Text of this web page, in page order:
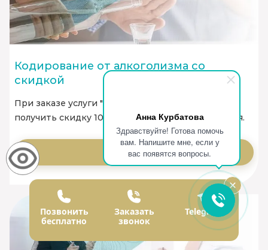
Анна Курбатова
Здравствуйте! Готова помочь
вам. Напишите мне, если у
вас появятся вопросы.
Кодирование от алкоголизма со
скидкой
При заказе услуги "Вывод из запоя", вы можете
получить скидку 1000 руб. на услугу кодирования.
Заказать
Позвонить
бесплатно
Заказать
звонок
Telegram